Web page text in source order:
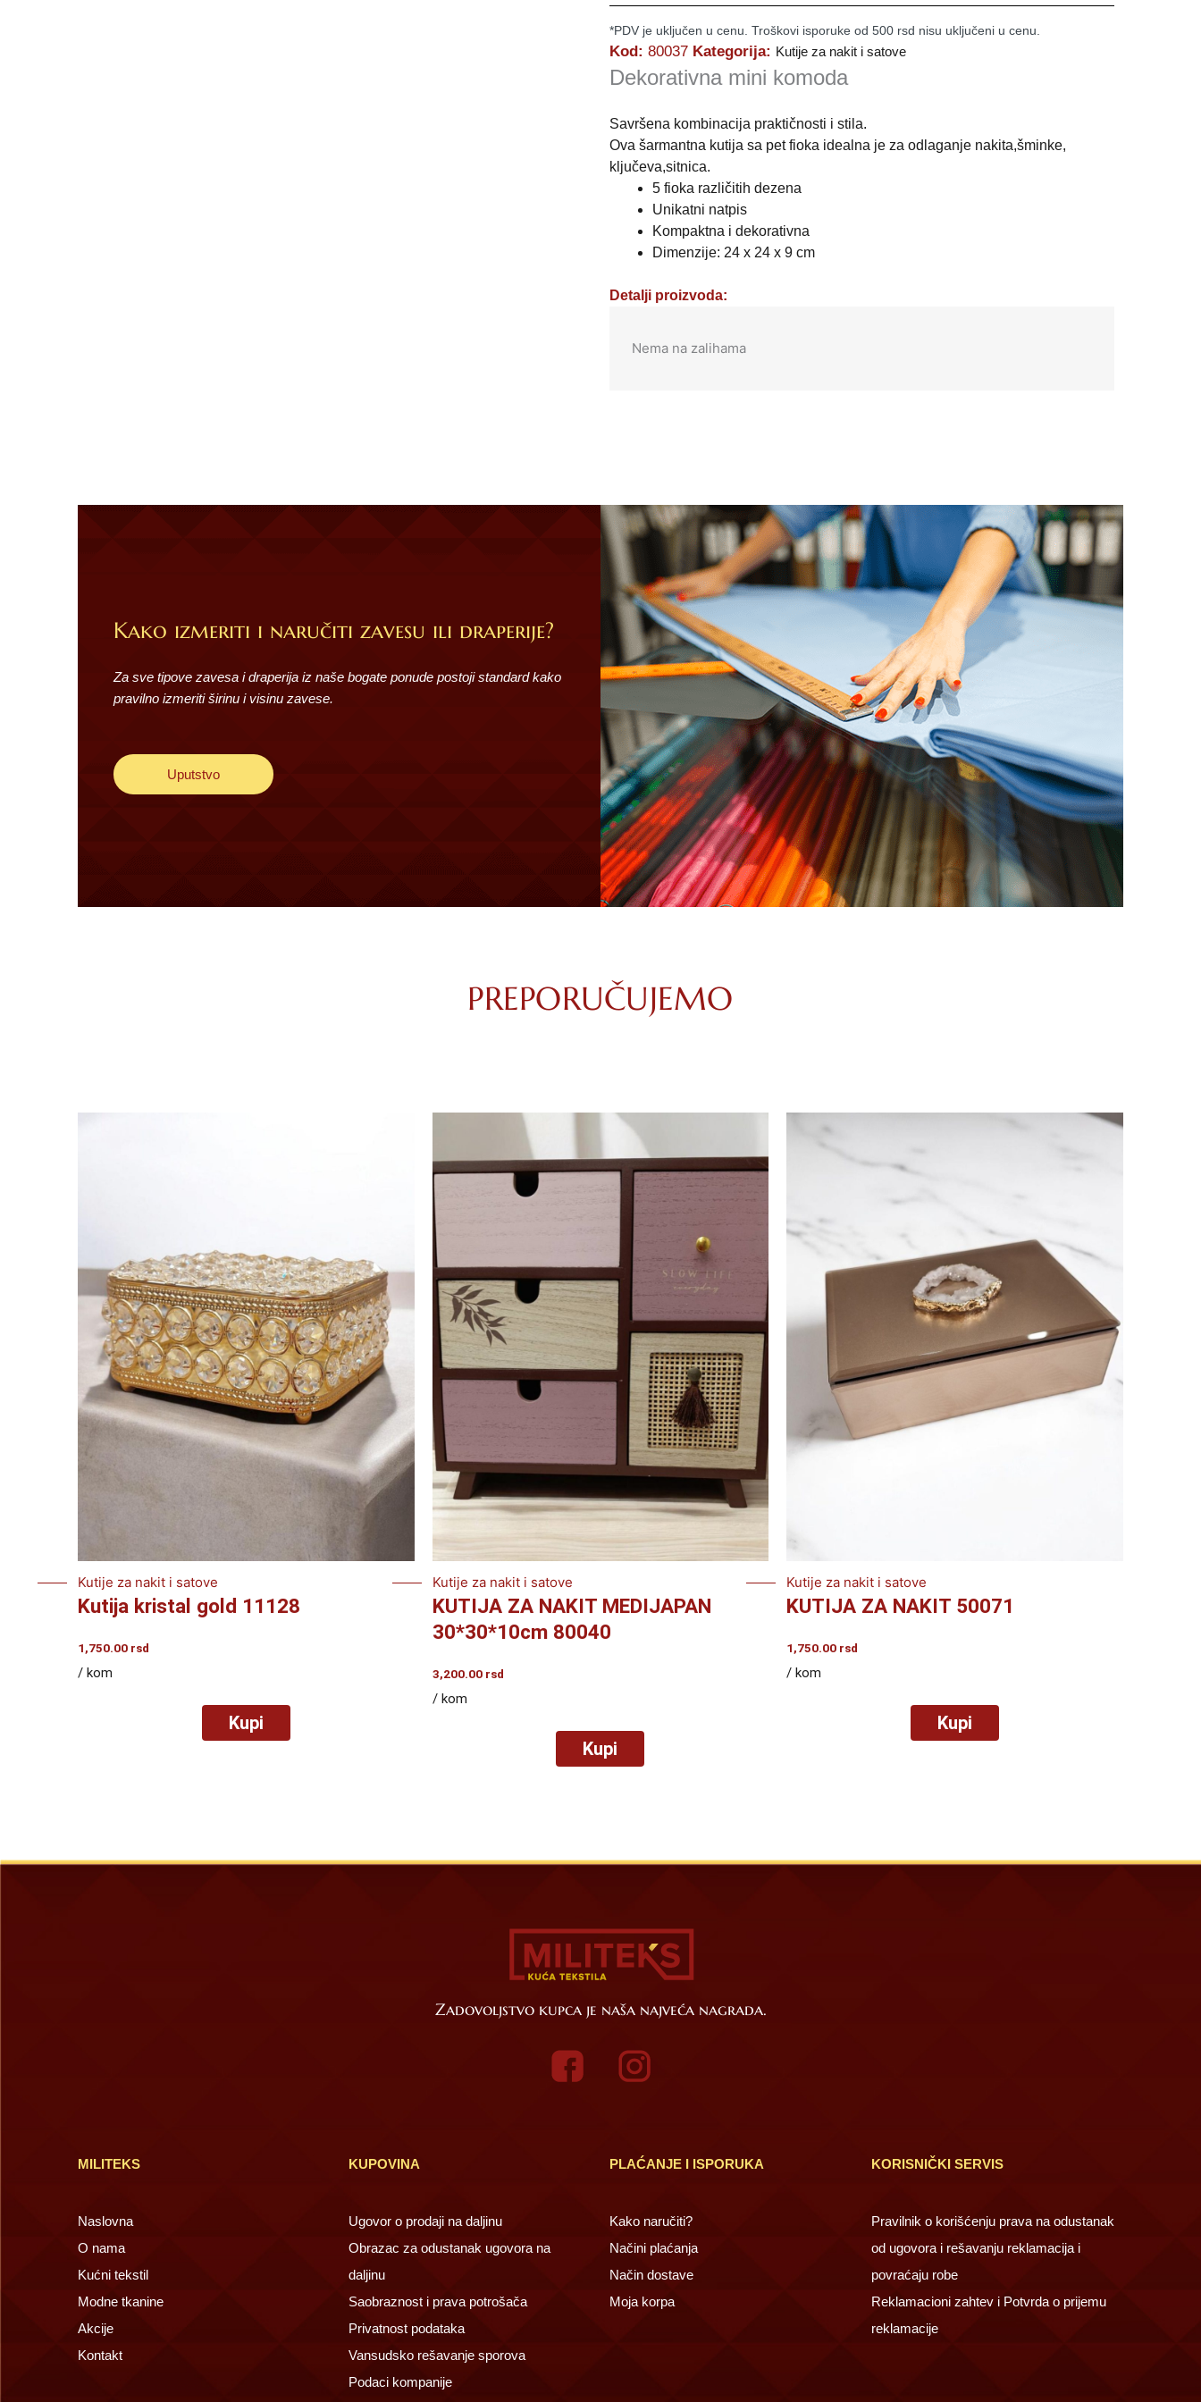
*PDV je uključen u cenu. Troškovi isporuke od 500 rsd nisu uključeni u cenu.
Kod: 80037 Kategorija: Kutije za nakit i satove
Dekorativna mini komoda
Savršena kombinacija praktičnosti i stila.
Ova šarmantna kutija sa pet fioka idealna je za odlaganje nakita,šminke,
ključeva,sitnica.
5 fioka različitih dezena
Unikatni natpis
Kompaktna i dekorativna
Dimenzije: 24 x 24 x 9 cm
Detalji proizvoda:
Nema na zalihama
Kako izmeriti i naručiti zavesu ili draperije?
Za sve tipove zavesa i draperija iz naše bogate ponude postoji standard kako
pravilno izmeriti širinu i visinu zavese.
Uputstvo
PREPORUČUJEMO
Kutije za nakit i satove
Kutija kristal gold 11128
1,750.00 rsd
/ kom
Kupi
Kutije za nakit i satove
KUTIJA ZA NAKIT MEDIJAPAN
30*30*10cm 80040
3,200.00rsd
/ kom
Kupi
Kutije za nakit i satove
KUTIJA ZA NAKIT 50071
1,750.00 rsd
/ kom
Kupi
Zadovoljstvo kupca je naša najveća nagrada.
MILITEKS
Naslovna
O nama
Kućni tekstil
Modne tkanine
Akcije
Kontakt
KUPOVINA
Ugovor o prodaji na daljinu
Obrazac za odustanak ugovora na
daljinu
Saobraznost i prava potrošača
Privatnost podataka
Vansudsko rešavanje sporova
Podaci kompanije
PLAĆANJE I ISPORUKA
Kako naručiti?
Načini plaćanja
Način dostave
Moja korpa
KORISNIČKI SERVIS
Pravilnik o korišćenju prava na odustanak
od ugovora i rešavanju reklamacija i
povraćaju robe
Reklamacioni zahtev i Potvrda o prijemu
reklamacije